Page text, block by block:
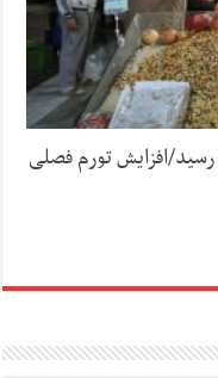
خدمات به ۵۸ درصد رسید/افزایش تورم فصلی